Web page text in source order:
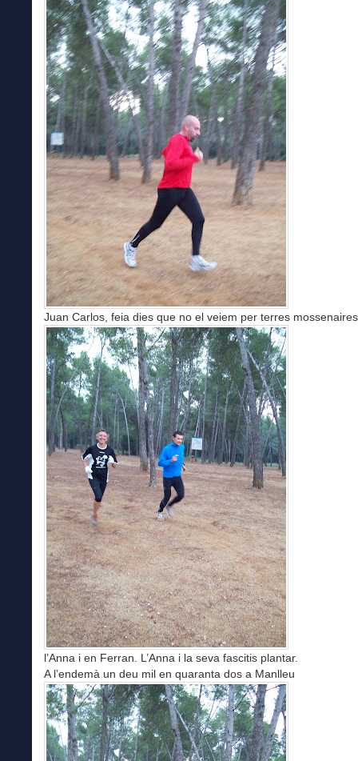
Juan Carlos, feia dies que no el veiem per terres mossenaires
l’Anna i en Ferran. L’Anna i la seva fascitis plantar.
A l’endemà un deu mil en quaranta dos a Manlleu